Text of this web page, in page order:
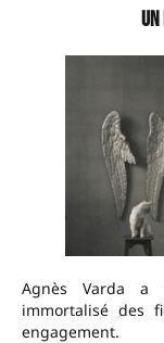
Agnès Varda a
immortalisé des
engagement.